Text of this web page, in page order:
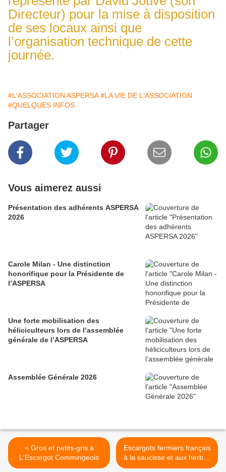
Directeur) pour la mise à disposition
de ses locaux ainsi que
l’organisation technique de cette
journée.
#L'ASSOCIATION ASPERSA #LA VIE DE L'ASSOCIATION
#QUELQUES INFOS
Partager
Vous aimerez aussi
Présentation des adhérents ASPERSA
2026
Carole Milan - Une distinction
honorifique pour la Présidente de
l’ASPERSA
Une forte mobilisation des
héliciculteurs lors de l’assemblée
générale de l’ASPERSA
Assemblée Générale 2026
< Gros et petits-gris à
L'Escargot Commingeois
Escargots fermiers français
à la saucisse et aux herbes
>